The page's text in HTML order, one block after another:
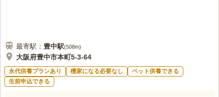
最寄駅： 豊中駅(508m)
大阪府豊中市本町5-3-64
永代供養プランあり 檀家になる必要なし
ペット供養できる
生前申込できる